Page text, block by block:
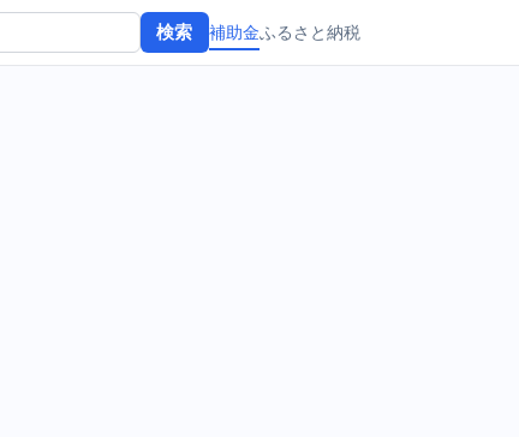
検索 補助金ふるさと納税